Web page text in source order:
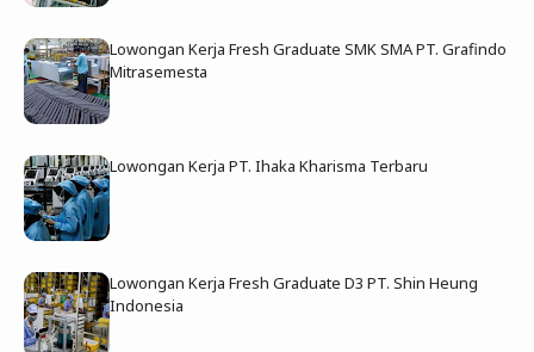
Lowongan Kerja Fresh Graduate SMK SMA PT. Grafindo
Mitrasemesta
Lowongan Kerja PT. Ihaka Kharisma Terbaru
Lowongan Kerja Fresh Graduate D3 PT. Shin Heung
Indonesia